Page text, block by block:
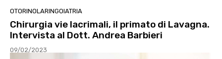
OTORINOLARINGOIATRIA
Chirurgia vie lacrimali, il primato di Lavagna.
Intervista al Dott. Andrea Barbieri
09/02/2023